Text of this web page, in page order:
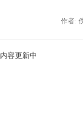
作者:
内容更新中